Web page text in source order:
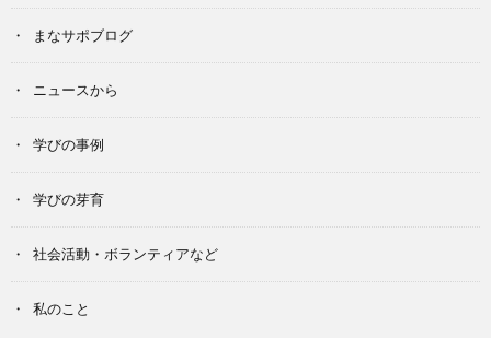
まなサポブログ
ニュースから
学びの事例
学びの芽育
社会活動・ボランティアなど
私のこと